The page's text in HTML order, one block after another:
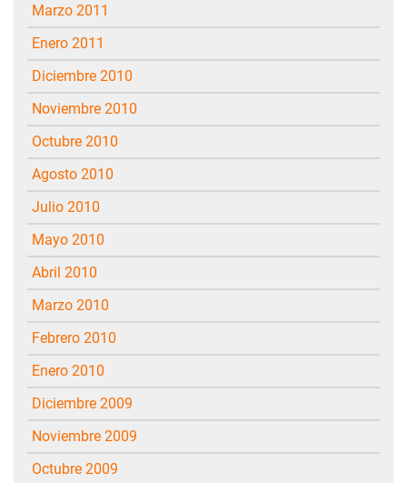
marzo 2011
enero 2011
diciembre 2010
noviembre 2010
octubre 2010
agosto 2010
julio 2010
mayo 2010
abril 2010
marzo 2010
febrero 2010
enero 2010
diciembre 2009
noviembre 2009
octubre 2009